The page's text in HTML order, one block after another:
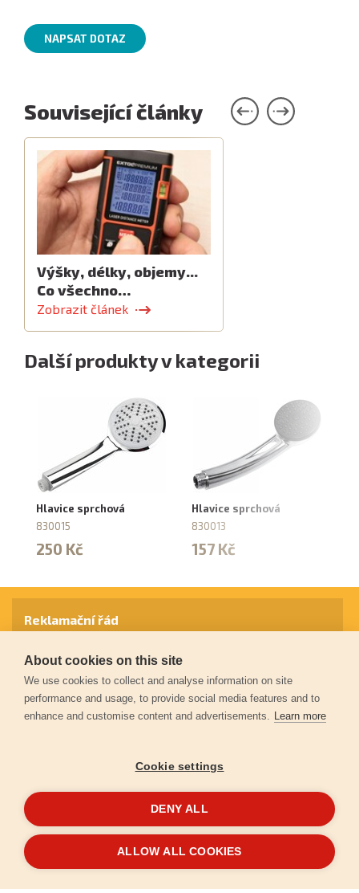
NAPSAT DOTAZ
Související články
Výšky, délky, objemy...
Co všechno…
Zobrazit článek
Další produkty v kategorii
Hlavice sprchová
830015
250 Kč
Hlavice sprchová
830013
157 Kč
© 2026Extol.cz- Všechna práva vyhrazena
Reklamační řád
Záruční podmínky
Ochrana osobních údajů
VytvořiloFEO
About cookies on this site
We use cookies to collect and analyse information on site
performance and usage, to provide social media features and to
enhance and customise content and advertisements. Learn more
Cookie settings
DENY ALL
ALLOW ALL COOKIES